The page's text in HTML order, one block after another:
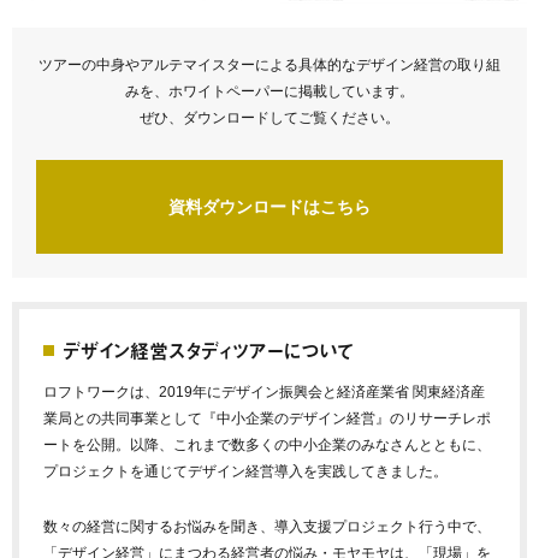
ツアーの中身やアルテマイスターによる具体的なデザイン経営の取り組
みを、ホワイトペーパーに掲載しています。
ぜひ、ダウンロードしてご覧ください。
資料ダウンロードはこちら
デザイン経営スタディツアーについて
ロフトワークは、2019年にデザイン振興会と経済産業省 関東経済産
業局との共同事業として『中小企業のデザイン経営』のリサーチレポ
ートを公開。以降、これまで数多くの中小企業のみなさんとともに、
プロジェクトを通じてデザイン経営導入を実践してきました。
数々の経営に関するお悩みを聞き、導入支援プロジェクト行う中で、
「デザイン経営」にまつわる経営者の悩み・モヤモヤは、「現場」を